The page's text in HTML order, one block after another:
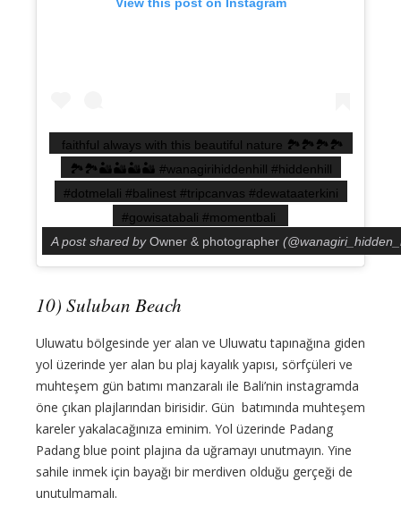
View this post on Instagram
faithful always with this beautiful nature 🏞🏞🏞🏞
🏞🏞🏜🏜🏜🏜 #wanagirihiddenhill #hiddenhill
#dotmelali #balinest #tripcanvas #dewataaterkini
#gowisatabali #momentbali
A post shared byOwner & photographer
10) Suluban Beach
Uluwatu bölgesinde yer alan ve Uluwatu tapınağına giden
yol üzerinde yer alan bu plaj kayalık yapısı, sörfçüleri ve
muhteşem gün batımı manzaralı ile Bali’nin instagramda
öne çıkan plajlarından birisidir. Gün batımında muhteşem
kareler yakalacağınıza eminim. Yol üzerinde Padang
Padang blue point plajına da uğramayı unutmayın. Yine
sahile inmek için bayağı bir merdiven olduğu gerçeği de
unutulmamalı.